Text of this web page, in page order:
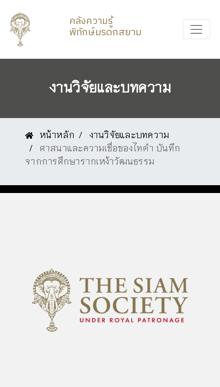
คลังความรู้
พิทักษ์มรดกสยาม
งานวิจัยและบทความ
หน้าหลัก
งานวิจัยและบทความ
ศาสนาและความเชื่อของไทดำ บันทึก
จากการศึกษารากเหง้าวัฒนธรรม